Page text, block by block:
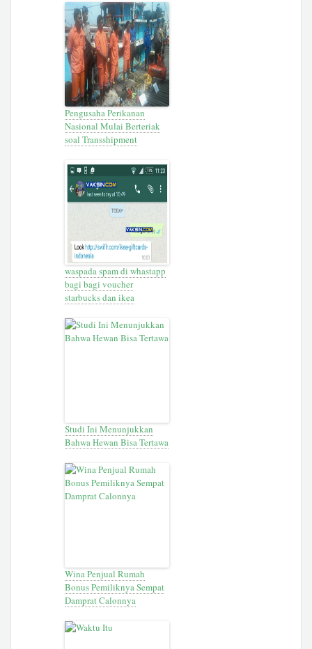
Pengusaha Perikanan
Nasional Mulai Berteriak
soal Transshipment
waspada spam di whastapp
bagi bagi voucher
starbucks dan ikea
Studi Ini Menunjukkan
Bahwa Hewan Bisa Tertawa
Wina Penjual Rumah
Bonus Pemiliknya Sempat
Damprat Calonnya